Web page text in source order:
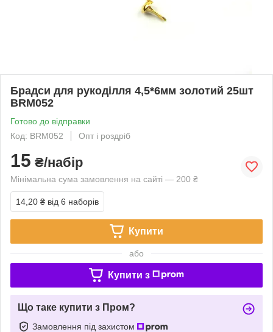
Брадси для рукоділля 4,5*6мм золотий 25шт
BRM052
Готово до відправки
Код: BRM052
Опт і роздріб
15 ₴/набір
Мінімальна сума замовлення на сайті — 200 ₴
14,20 ₴ від 6 наборів
Купити
або
Купити з
Що таке купити з Пром?
Замовлення під захистом